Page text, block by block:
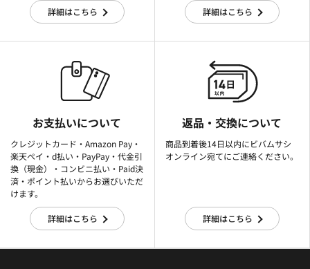
詳細はこちら 詳細はこちら
お支払いについて
クレジットカード・Amazon Pay・
楽天ぺイ・d払い・PayPay・代金引
換（現金）・コンビニ払い・Paid決
済・ポイント払いからお選びいただ
けます。
詳細はこちら
返品・交換について
商品到着後14日以内にビバムサシ
オンライン宛てにご連絡ください。
詳細はこちら